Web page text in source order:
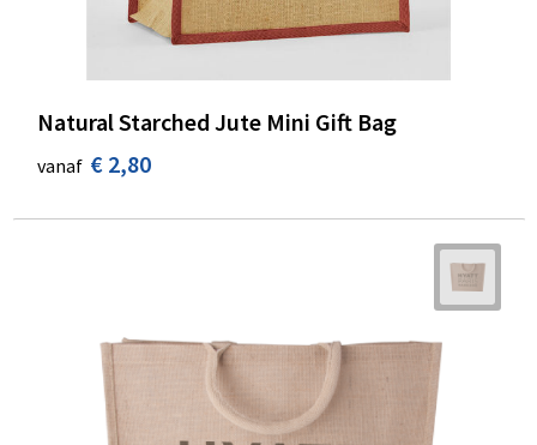
Natural Starched Jute Mini Gift Bag
vanaf € 2,80